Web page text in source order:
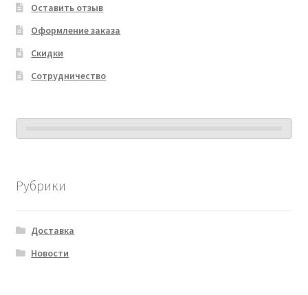
Оставить отзыв
Оформление заказа
Скидки
Сотрудничество
Рубрики
Доставка
Новости